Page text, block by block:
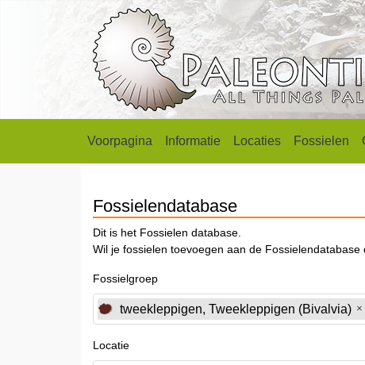
Voorpagina Informatie Locaties Fossielen
Fossielendatabase
Dit is het Fossielen database.
Wil je fossielen toevoegen aan de Fossielendatabase
Fossielgroep
tweekleppigen, Tweekleppigen (Bivalvia)
Locatie